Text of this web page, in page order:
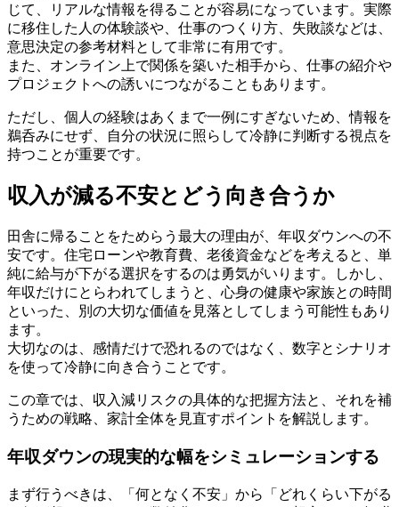
じて、リアルな情報を得ることが容易になっています。実際
に移住した人の体験談や、仕事のつくり方、失敗談などは、
意思決定の参考材料として非常に有用です。
また、オンライン上で関係を築いた相手から、仕事の紹介や
プロジェクトへの誘いにつながることもあります。
ただし、個人の経験はあくまで一例にすぎないため、情報を
鵜呑みにせず、自分の状況に照らして冷静に判断する視点を
持つことが重要です。
収入が減る不安とどう向き合うか
田舎に帰ることをためらう最大の理由が、年収ダウンへの不
安です。住宅ローンや教育費、老後資金などを考えると、単
純に給与が下がる選択をするのは勇気がいります。しかし、
年収だけにとらわれてしまうと、心身の健康や家族との時間
といった、別の大切な価値を見落としてしまう可能性もあり
ます。
大切なのは、感情だけで恐れるのではなく、数字とシナリオ
を使って冷静に向き合うことです。
この章では、収入減リスクの具体的な把握方法と、それを補
うための戦略、家計全体を見直すポイントを解説します。
年収ダウンの現実的な幅をシミュレーションする
まず行うべきは、「何となく不安」から「どれくらい下がる